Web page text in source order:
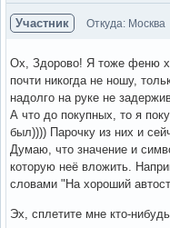
Участник Откуда: Москва
Ох, Здорово! Я тоже феню
почти никогда не ношу,
надолго на руке не
А что до покупных, то я
был)))) Парочку из них и
Думаю, что значение и
которую неё вложить.
словами "На хороший
Эх, сплетите мне кто-